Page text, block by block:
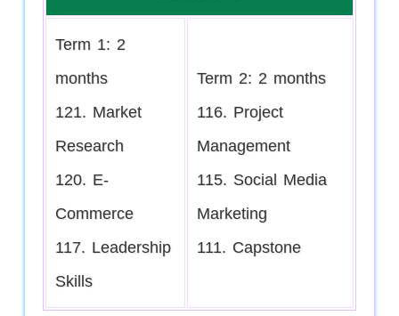
Term 1: 2
months
121. Market
Research
120. E-
Commerce
117. Leadership
Skills
Term 2: 2 months
116. Project
Management
115. Social Media
Marketing
111. Capstone